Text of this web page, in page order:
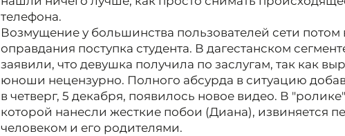
телефона.
Возмущение у большинства пользователей сети потом
оправдания поступка студента. В дагестанском
заявили, что девушка получила по заслугам, так как
юноши нецензурно. Полного абсурда в ситуацию
в четверг, 5 декабря, появилось новое видео. В
которой нанесли жесткие побои (Диана), извиняется
человеком и его родителями.